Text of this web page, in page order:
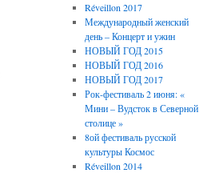
Réveillon 2017
Международный женский
день – Концерт и ужин
НОВЫЙ ГОД 2015
НОВЫЙ ГОД 2016
НОВЫЙ ГОД 2017
Рок-фестиваль 2 июня: «
Мини – Вудсток в Северной
столице »
8ой фестиваль русской
культуры Космос
Réveillon 2014